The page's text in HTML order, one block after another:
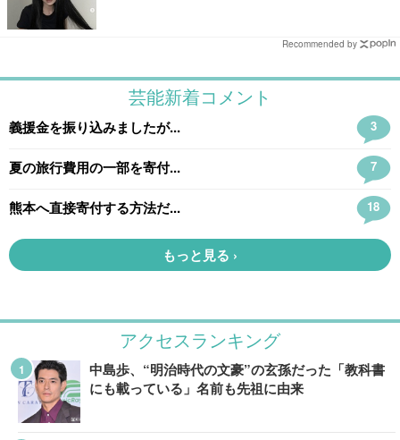
Recommended by
アクセスランキング
中島歩、“明治時代の文豪”の玄孫だった「教科書
にも載っている」名前も先祖に由来